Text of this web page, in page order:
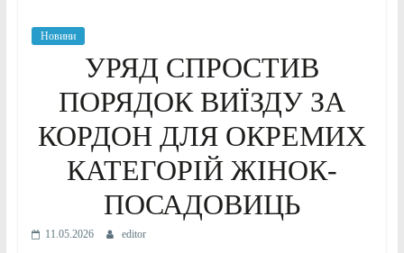
Новини
УРЯД СПРОСТИВ
ПОРЯДОК ВИЇЗДУ ЗА
КОРДОН ДЛЯ ОКРЕМИХ
КАТЕГОРІЙ ЖІНОК-
ПОСАДОВИЦЬ
11.05.2026 editor